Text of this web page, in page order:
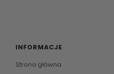
INFORMACJE
Strona główna